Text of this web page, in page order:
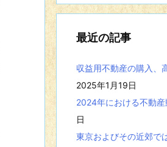
事
を
示
最近の記事
収益用不動産の購入、
2025年1月19日
2024年における不動産
日
東京およびその近郊で